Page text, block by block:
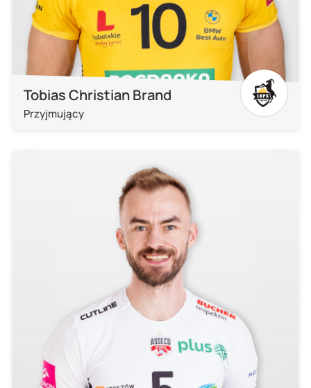
Tobias Christian Brand
Przyjmujący